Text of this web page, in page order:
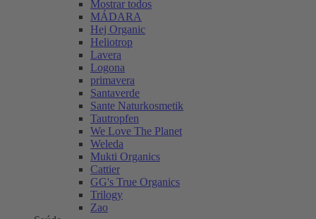
Mostrar todos
MÁDARA
Hej Organic
Heliotrop
Lavera
Logona
primavera
Santaverde
Sante Naturkosmetik
Tautropfen
We Love The Planet
Weleda
Mukti Organics
Cattier
GG's True Organics
Trilogy
Zao